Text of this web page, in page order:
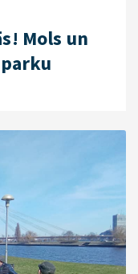
Mols un